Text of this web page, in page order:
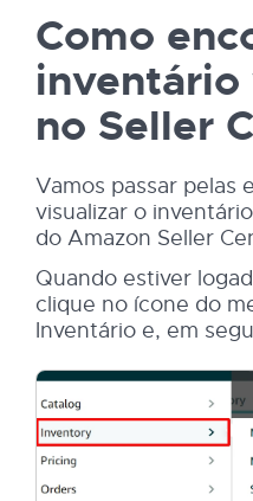
Como
inventário
no Seller
Vamos passar pelas
visualizar o
do Amazon Seller
Quando estiver
clique no ícone do
Inventário e, em